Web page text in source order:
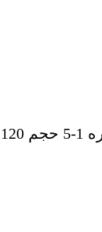
رنگ مو الوکسین سری دودی شماره 1-5 حجم 120